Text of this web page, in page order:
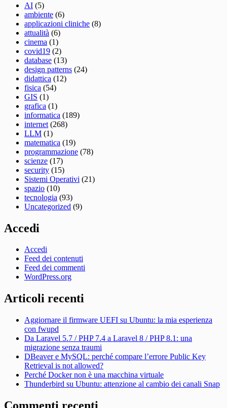
AI (5)
ambiente (6)
applicazioni cliniche (8)
attualità (6)
cinema (1)
covid19 (2)
database (13)
design patterns (24)
didattica (12)
fisica (54)
GIS (1)
grafica (1)
informatica (189)
internet (268)
LLM (1)
matematica (19)
programmazione (78)
scienze (17)
security (15)
Sistemi Operativi (21)
spazio (10)
tecnologia (93)
Uncategorized (9)
Accedi
Accedi
Feed dei contenuti
Feed dei commenti
WordPress.org
Articoli recenti
Aggiornare il firmware UEFI su Ubuntu: la mia esperienza
con fwupd
Da Laravel 5.7 / PHP 7.4 a Laravel 8 / PHP 8.1: una
migrazione senza traumi
DBeaver e MySQL: perché compare l’errore Public Key
Retrieval is not allowed?
Perché Docker non è una macchina virtuale
Thunderbird su Ubuntu: attenzione al cambio dei canali Snap